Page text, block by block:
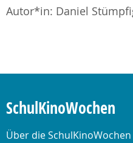
Autor*in: Daniel
SchulKinoWochen
Über die SchulKinoWochen